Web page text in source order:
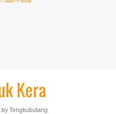
Kera
by Tengkubutang